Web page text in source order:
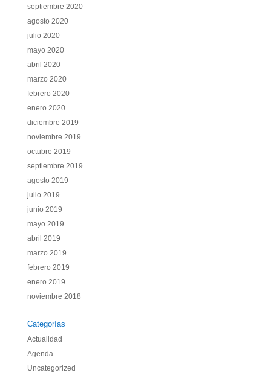
septiembre 2020
agosto 2020
julio 2020
mayo 2020
abril 2020
marzo 2020
febrero 2020
enero 2020
diciembre 2019
noviembre 2019
octubre 2019
septiembre 2019
agosto 2019
julio 2019
junio 2019
mayo 2019
abril 2019
marzo 2019
febrero 2019
enero 2019
noviembre 2018
Categorías
Actualidad
Agenda
Uncategorized